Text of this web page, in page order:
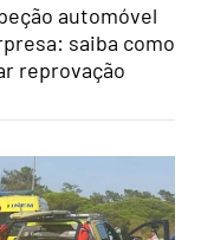
automóvel
saiba como
reprovação